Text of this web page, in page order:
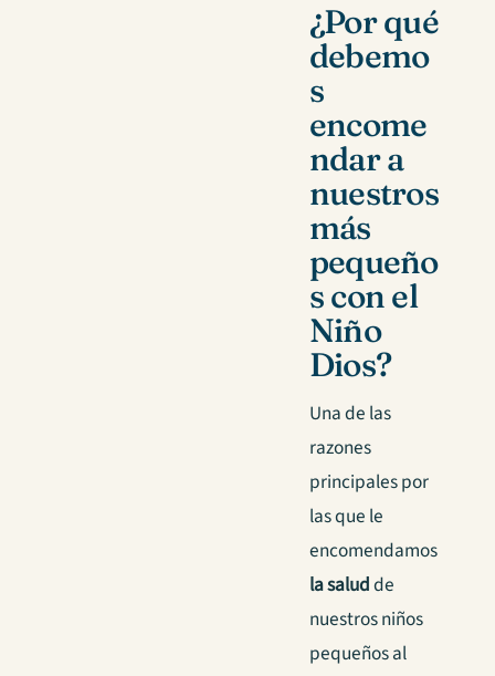
¿Por qué
debemo
s
encome
ndar a
nuestros
más
pequeño
s con el
Niño
Dios?
Una de las
razones
principales por
las que le
encomendamos
la saludde
nuestros niños
pequeños al